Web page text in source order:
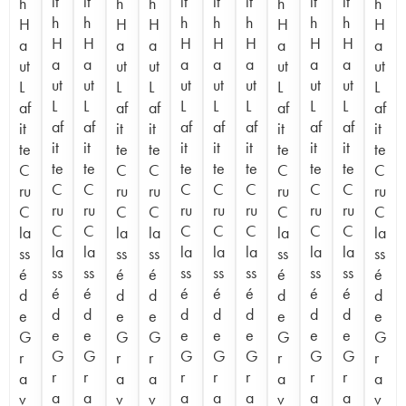
H
a
ut
L
af
it
te
C
ru
C
la
ss
é
d
e
G
r
a
v
h
H
a
ut
L
af
it
te
C
ru
C
la
ss
é
d
e
G
r
a
h
H
a
ut
L
af
it
te
C
ru
C
la
ss
é
d
e
G
r
a
H
a
ut
L
af
it
te
C
ru
C
la
ss
é
d
e
G
r
a
v
H
a
ut
L
af
it
te
C
ru
C
la
ss
é
d
e
G
r
a
v
h
H
a
ut
L
af
it
te
C
ru
C
la
ss
é
d
e
G
r
a
h
H
a
ut
L
af
it
te
C
ru
C
la
ss
é
d
e
G
r
a
h
H
a
ut
L
af
it
te
C
ru
C
la
ss
é
d
e
G
r
a
H
a
ut
L
af
it
te
C
ru
C
la
ss
é
d
e
G
r
a
v
h
H
a
ut
L
af
it
te
C
ru
C
la
ss
é
d
e
G
r
a
h
H
a
ut
L
af
it
te
C
ru
C
la
ss
é
d
e
G
r
a
H
a
ut
L
af
it
te
C
ru
C
la
ss
é
d
e
G
r
a
v